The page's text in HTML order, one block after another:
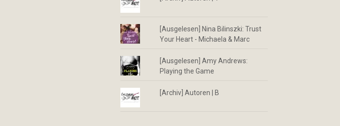
[Ausgelesen] Nina Bilinszki: Trust
Your Heart - Michaela & Marc
[Ausgelesen] Amy Andrews:
Playing the Game
[Archiv] Autoren | B